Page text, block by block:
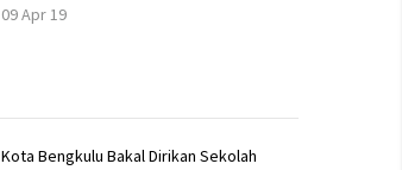
09 Apr 19
Kota Bengkulu Bakal Dirikan Sekolah